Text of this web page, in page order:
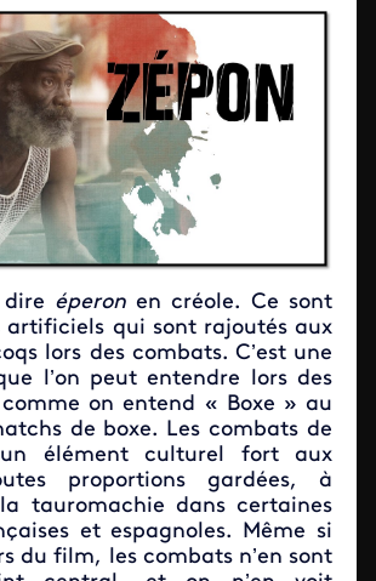
éperonen créole. Ce sont
artificiels qui sont rajoutés aux
lors des combats. C’est une
l’on peut entendre lors des
on entend « Boxe » au
de boxe. Les combats de
élément culturel fort aux
proportions gardées, à
la tauromachie dans certaines
et espagnoles. Même si
du film, les combats n’en sont